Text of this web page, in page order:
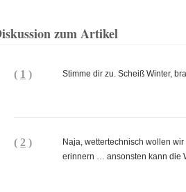
zum Artikel
( 1 ) Stimme dir zu. Scheiß Winter,
( 2 )
Naja, wettertechnisch wollen
erinnern … ansonsten kann die